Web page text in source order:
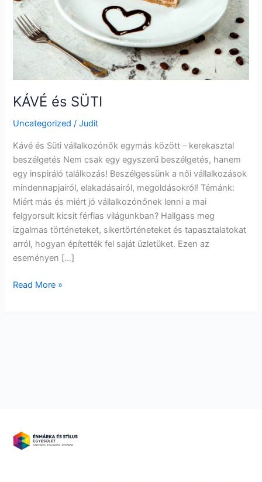
KÁVÉ és SÜTI
Uncategorized /Judit
Kávé és Süti vállalkozónők egymás között – kerekasztal
beszélgetés Nem csak egy egyszerű beszélgetés, hanem
egy inspiráló találkozás! Beszélgessünk a női vállalkozások
mindennapjairól, elakadásairól, megoldásokról! Témánk:
Miért más és miért jó vállalkozónőnek lenni a mai
felgyorsult kicsit férfias világunkban? Hallgass meg
izgalmas történeteket, sikertörténeteket és tapasztalatokat
arról, hogyan építették fel saját üzletüket. Ezen az
eseményen […]
Read More »